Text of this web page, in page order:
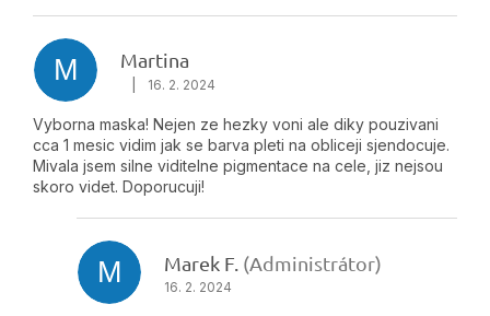
Výpis hodnotení
M Martina
Hodnotenie produktu je 5 z 5 hviezdičiek.
16. 2. 2024
Vyborna maska! Nejen ze hezky voni ale diky pouzivani
cca 1 mesic vidim jak se barva pleti na obliceji sjendocuje.
Mivala jsem silne viditelne pigmentace na cele, jiz nejsou
skoro videt. Doporucuji!
M Marek F. (Administrátor)
16. 2. 2024